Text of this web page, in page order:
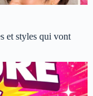
et styles qui vont